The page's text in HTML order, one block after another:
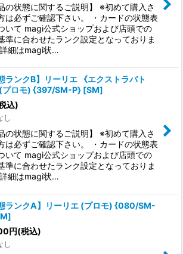
の状態に関するご説明】 ※初めて購入さ
は必ずご確認下さい。 ・カードの状態表
いて magi公式ショップおよび店頭での
準に合わせたランク設定となっておりま
細はmagi状…
ランクB】リーリエ 《エクストラバト
プロモ) {397/SM-P} [SM]
込)
し
の状態に関するご説明】 ※初めて購入さ
は必ずご確認下さい。 ・カードの状態表
いて magi公式ショップおよび店頭での
準に合わせたランク設定となっておりま
細はmagi状…
態ランクA】リーリエ (プロモ) {080/SM-
円(税込)
し